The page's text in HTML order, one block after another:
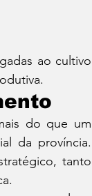
ao cultivo
do que um
da província.
tanto